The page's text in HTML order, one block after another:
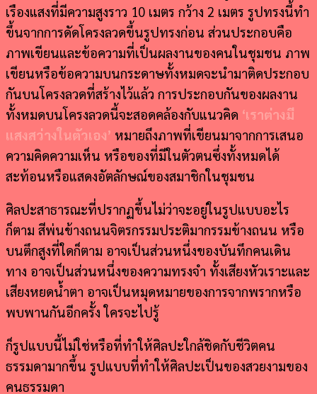
เรืองแสงที่มีความสูงราว 10 เมตร กว้าง 2 เมตร รูปทรงนี้ทำ
ขึ้นจากการดัดโครงลวดขึ้นรูปทรงก่อน ส่วนประกอบคือ
ภาพเขียนและข้อความที่เป็นผลงานของคนในชุมชน ภาพ
เขียนหรือข้อความบนกระดาษทั้งหมดจะนำมาติดประกอบ
กันบนโครงลวดที่สร้างไว้แล้ว การประกอบกันของผลงาน
ทั้งหมดบนโครงลวดนี้จะสอดคล้องกับแนวคิด ‘เราต่างมี
แสงสว่างในตัวเอง’ หมายถึงภาพที่เขียนมาจากการเสนอ
ความคิดความเห็น หรือของที่มีในตัวตนซึ่งทั้งหมดได้
สะท้อนหรือแสดงอัตลักษณ์ของสมาชิกในชุมชน
ศิลปะสาธารณะที่ปรากฏขึ้นไม่ว่าจะอยู่ในรูปแบบอะไร
ก็ตาม สีพ่นข้างถนนจิตรกรรมประติมากรรมข้างถนน หรือ
บนตึกสูงที่ใดก็ตาม อาจเป็นส่วนหนึ่งของบันทึกคนเดิน
ทาง อาจเป็นส่วนหนึ่งของความทรงจำ ทั้งเสียงหัวเราะและ
เสียงหยดน้ำตา อาจเป็นหมุดหมายของการจากพรากหรือ
พบพานกันอีกครั้ง ใครจะไปรู้
ก็รูปแบบนี้ไม่ใช่หรือที่ทำให้ศิลปะใกล้ชิดกับชีวิตคน
ธรรมดามากขึ้น รูปแบบที่ทำให้ศิลปะเป็นของสวยงามของ
คนธรรมดา